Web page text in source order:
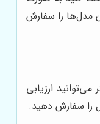
مدل‌ها را سفارش
ارزیابی
را سفارش دهید.